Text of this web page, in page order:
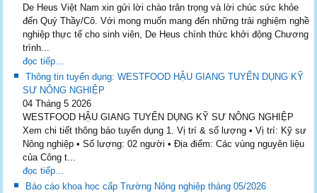
De Heus Việt Nam xin gửi lời chào trân trọng và lời chúc sức khỏe
đến Quý Thầy/Cô. Với mong muốn mang đến những trải nghiệm nghề
nghiệp thực tế cho sinh viên, De Heus chính thức khởi động Chương
trình...
đọc tiếp...
Thông tin tuyển dụng: WESTFOOD HẬU GIANG TUYỂN DỤNG KỸ
SƯ NÔNG NGHIỆP
04 Tháng 5 2026
WESTFOOD HẬU GIANG TUYỂN DỤNG KỸ SƯ NÔNG NGHIỆP
Xem chi tiết thông báo tuyển dụng 1. Vị trí & số lượng • Vị trí: Kỹ sư
Nông nghiệp • Số lượng: 02 người • Địa điểm: Các vùng nguyên liệu
của Công t...
đọc tiếp...
Báo cáo khoa học cấp Trường Nông nghiệp tháng 05/2026